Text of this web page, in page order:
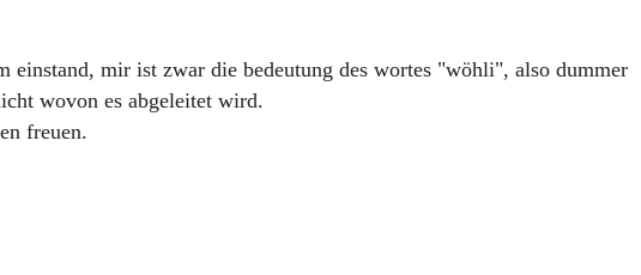
einstand, mir ist zwar die bedeutung des wortes "wöhli", also dummer
wovon es abgeleitet wird.
freuen.